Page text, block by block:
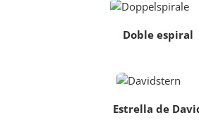
Doble espiral
Estrella de